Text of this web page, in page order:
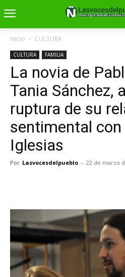
Inicio CULTURA
CULTURA FAMILIA
La novia de
Tania Sánchez,
ruptura de su
sentimental con
Iglesias
Por Lasvocesdelpueblo - 22 de marzo